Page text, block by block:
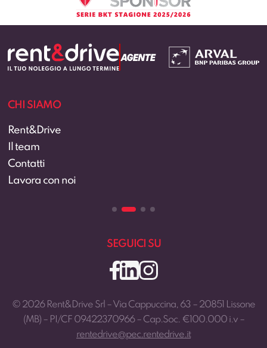
CHI SIAMO
Rent&Drive
Il team
Contatti
Lavora con noi
SEGUICI SU
© 2026 Rent&Drive Srl – Via Cappuccina, 63 – 20851 Lissone
(MB) – PI/CF 09422370966 – Cap.Soc. €100.000 i.v –
rentedrive@pec.rentedrive.it